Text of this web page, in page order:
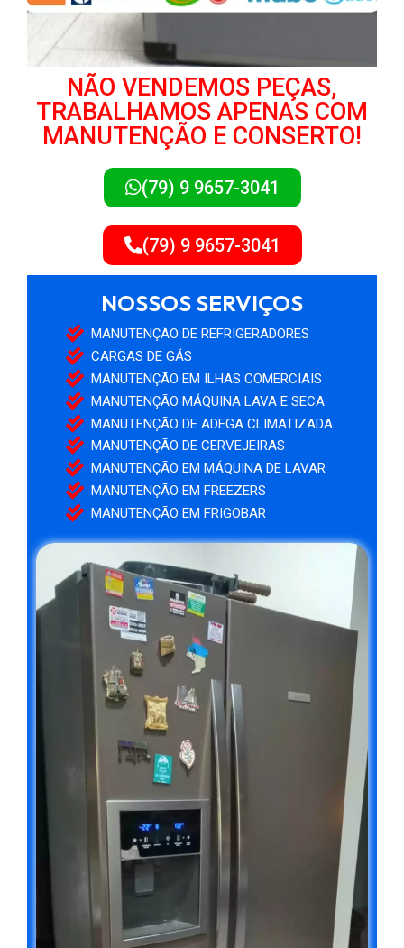
NÃO VENDEMOS PEÇAS,
TRABALHAMOS APENAS COM
MANUTENÇÃO E CONSERTO!
(79) 9 9657-3041
(79) 9 9657-3041
NOSSOS SERVIÇOS
MANUTENÇÃO DE REFRIGERADORES
CARGAS DE GÁS
MANUTENÇÃO EM ILHAS COMERCIAIS
MANUTENÇÃO MÁQUINA LAVA E SECA
MANUTENÇÃO DE ADEGA CLIMATIZADA
MANUTENÇÃO DE CERVEJEIRAS
MANUTENÇÃO EM MÁQUINA DE LAVAR
MANUTENÇÃO EM FREEZERS
MANUTENÇÃO EM FRIGOBAR